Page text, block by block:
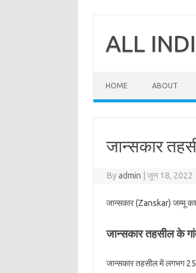
contentALL
HOME ABOUT
जान्सकार
Byadmin जून 18, 2022
जान्सकार (Zanskar) जम्मू
जान्सकार तहसील के
जान्सकार तहसील में लगभग